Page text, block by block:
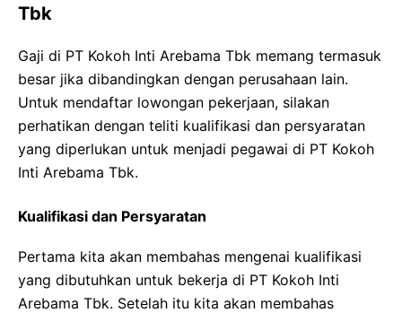
Tbk
Gaji di PT Kokoh Inti Arebama Tbk memang termasuk
besar jika dibandingkan dengan perusahaan lain.
Untuk mendaftar lowongan pekerjaan, silakan
perhatikan dengan teliti kualifikasi dan persyaratan
yang diperlukan untuk menjadi pegawai di PT Kokoh
Inti Arebama Tbk.
Kualifikasi dan Persyaratan
Pertama kita akan membahas mengenai kualifikasi
yang dibutuhkan untuk bekerja di PT Kokoh Inti
Arebama Tbk. Setelah itu kita akan membahas